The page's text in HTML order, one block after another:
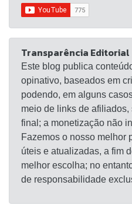
Transparência Editorial
Este blog publica
opinativo, baseados em
podendo, em alguns
meio de links de
final; a monetização não
Fazemos o nosso melhor
úteis e atualizadas, a fim
melhor escolha; no
de responsabilidade